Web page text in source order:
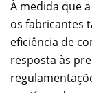
À medida que
os fabricantes
eficiência de
resposta às